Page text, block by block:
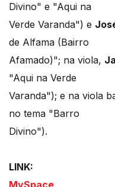
Divino" e "Aqui na
Verde Varanda") e
de Alfama (Bairro
Afamado)"; na viola,
"Aqui na Verde
Varanda"); e na viola
no tema "Barro
Divino").
LINK: